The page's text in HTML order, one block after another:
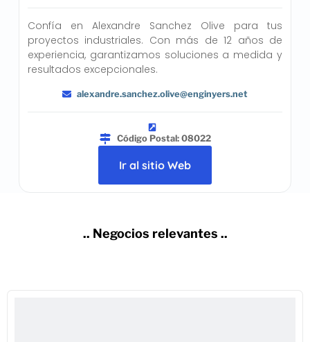
Confía en Alexandre Sanchez Olive para tus
proyectos industriales. Con más de 12 años de
experiencia, garantizamos soluciones a medida y
resultados excepcionales.
alexandre.sanchez.olive@enginyers.net
Código Postal: 08022
Ir al sitio Web
.. Negocios relevantes ..